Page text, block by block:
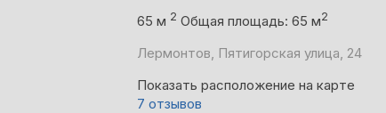
65 м 2 Общая площадь: 65 м2
Лермонтов, Пятигорская улица, 24
Показать расположение на карте
7 отзывов